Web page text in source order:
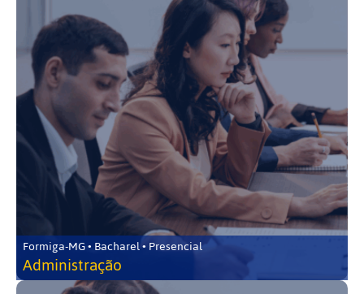
Formiga-MG • Bacharel • Presencial
Administração